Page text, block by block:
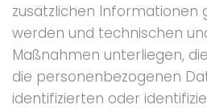
zusätzlichen
werden und technischen
Maßnahmen unterliegen,
die personenbezogenen
identifizierten oder